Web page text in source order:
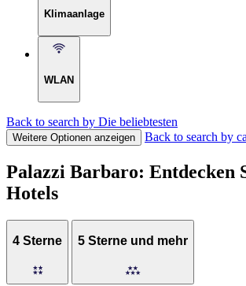
Klimaanlage
WLAN
Back to search by Die beliebtesten
Weitere Optionen anzeigen Back to search by
Palazzi Barbaro: Entdecken
Hotels
4 Sterne 5 Sterne und mehr